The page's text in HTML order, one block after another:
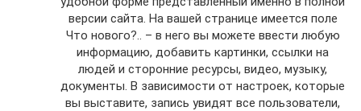
версии сайта. На вашей странице имеется поле
Что нового?.. – в него вы можете ввести любую
информацию, добавить картинки, ссылки на
людей и сторонние ресурсы, видео, музыку,
документы. В зависимости от настроек, которые
вы выставите, запись увидят все пользователи,